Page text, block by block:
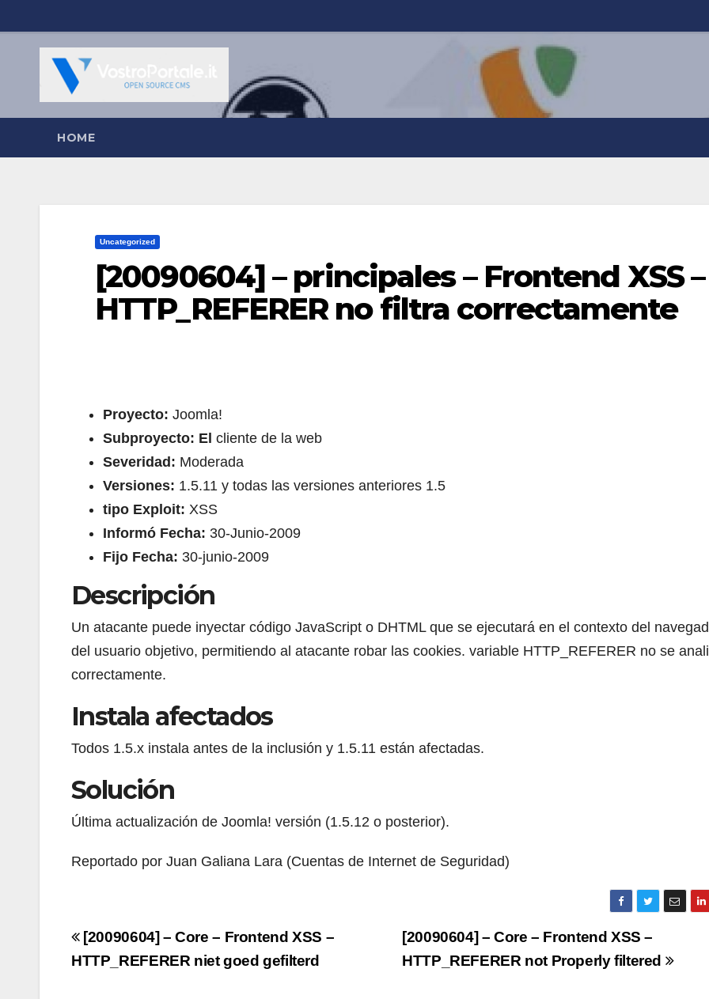
al
contenuto
HOME
Uncategorized
[20090604] – principales – Frontend XSS –
HTTP_REFERER no filtra correctamente
Proyecto: Joomla!
Subproyecto: El cliente de la web
Severidad: Moderada
Versiones: 1.5.11 y todas las versiones anteriores 1.5
tipo Exploit: XSS
Informó Fecha: 30-Junio-2009
Fijo Fecha: 30-junio-2009
Descripción
Un atacante puede inyectar código JavaScript o DHTML que se ejecutará en el contexto del
del usuario objetivo, permitiendo al atacante robar las cookies. variable HTTP_REFERER no se
correctamente.
Instala afectados
Todos 1.5.x instala antes de la inclusión y 1.5.11 están afectadas.
Solución
Última actualización de Joomla! versión (1.5.12 o posterior).
Reportado por Juan Galiana Lara (Cuentas de Internet de Seguridad)
Navigazione
articoli
[20090604] – Core – Frontend XSS –
HTTP_REFERER not Properly filtered
[20090604] – Core – Frontend XSS –
HTTP_REFERER niet goed gefilterd